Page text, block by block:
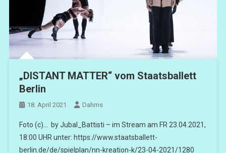
„DISTANT MATTER“ vom Staatsballett
Berlin
18. April 2021 Dahms
Foto (c)… by Jubal_Battisti – im Stream am FR 23.04.2021,
18:00 UHR unter: https://www.staatsballett-
berlin.de/de/spielplan/nn-kreation-k/23-04-2021/1280